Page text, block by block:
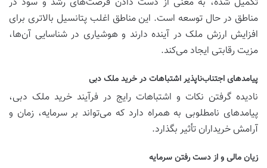
مناطق در حال توسعه است. این مناطق اغلب پتانسیل بالاتری برای
افزایش ارزش ملک در آینده دارند و هوشیاری در شناسایی آن‌ها،
مزیت رقابتی ایجاد می‌کند.
پیامدهای اجتناب‌ناپذیر اشتباهات در خرید ملک دبی
نادیده گرفتن نکات و اشتباهات رایج در فرآیند خرید ملک دبی،
پیامدهای نامطلوبی به همراه دارد که می‌تواند بر سرمایه، زمان و
آرامش خریداران تأثیر بگذارد.
زیان مالی و از دست رفتن سرمایه